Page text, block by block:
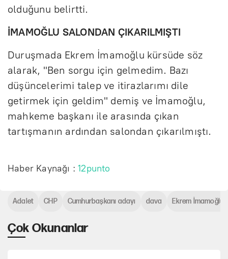
olduğunu belirtti.
İMAMOĞLU SALONDAN ÇIKARILMIŞTI
Duruşmada Ekrem İmamoğlu kürsüde söz
alarak, "Ben sorgu için gelmedim. Bazı
düşüncelerimi talep ve itirazlarımı dile
getirmek için geldim" demiş ve İmamoğlu,
mahkeme başkanı ile arasında çıkan
tartışmanın ardından salondan çıkarılmıştı.
Haber Kaynağı :12punto
Çok Okunanlar
Adalet CHP Cumhurbaşkanı adayı dava Ekrem İmamoğlu